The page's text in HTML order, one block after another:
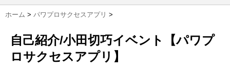
ホーム > パワプロサクセスアプリ >
自己紹介/小田切巧イベント【パワプ
ロサクセスアプリ】